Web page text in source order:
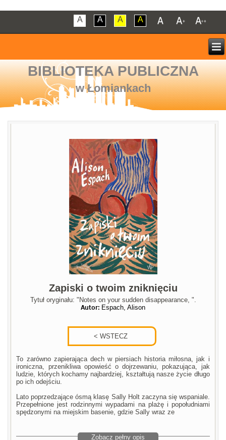
A A A A
BIBLIOTEKA PUBLICZNA
w Łomiankach
Zapiski o twoim zniknięciu
Tytuł oryginału: "Notes on your sudden disappearance, ".
Autor: Espach, Alison
To zarówno zapierająca dech w piersiach historia miłosna, jak i
ironiczna, przenikliwa opowieść o dojrzewaniu, pokazująca, jak
ludzie, których kochamy najbardziej, kształtują nasze życie długo
po ich odejściu.
Lato poprzedzające ósmą klasę Sally Holt zaczyna się wspaniale.
Przepełnione jest rodzinnymi wypadami na plażę i popołudniami
spędzonymi na miejskim basenie, gdzie Sally wraz ze
Zobacz pełny opis